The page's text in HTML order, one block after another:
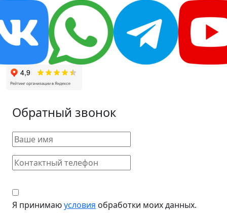
Обратный звонок
Я принимаюусловия обработки моих данных.